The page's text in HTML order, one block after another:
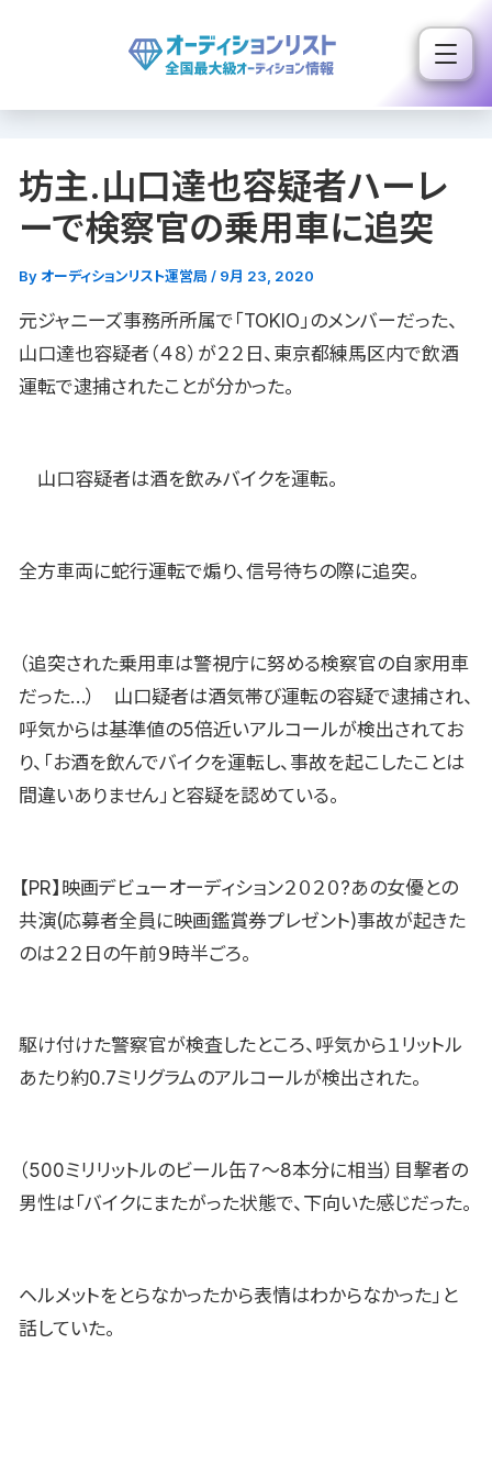
ス
坊主.山口達也容疑者ハーレ
ーで検察官の乗用車に追突
By オーディションリスト運営局 / 9月 23, 2020
元ジャニーズ事務所所属で「TOKIO」のメンバーだった、
山口達也容疑者（４８）が２２日、東京都練馬区内で飲酒
運転で逮捕されたことが分かった。
山口容疑者は酒を飲みバイクを運転。
全方車両に蛇行運転で煽り、信号待ちの際に追突。
（追突された乗用車は警視庁に努める検察官の自家用車
だった…） 山口疑者は酒気帯び運転の容疑で逮捕され、
呼気からは基準値の5倍近いアルコールが検出されてお
り、「お酒を飲んでバイクを運転し、事故を起こしたことは
間違いありません」と容疑を認めている。
【PR】映画デビューオーディション２０２０?あの女優との
共演(応募者全員に映画鑑賞券プレゼント)事故が起きた
のは２２日の午前９時半ごろ。
駆け付けた警察官が検査したところ、呼気から１リットル
あたり約0.7ミリグラムのアルコールが検出された。
（500ミリリットルのビール缶７〜8本分に相当）目撃者の
男性は「バイクにまたがった状態で、下向いた感じだった。
ヘルメットをとらなかったから表情はわからなかった」と
話していた。